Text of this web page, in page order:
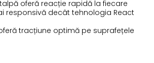
oferă reacție rapidă la fiecare
responsivă decât tehnologia React
tracțiune optimă pe suprafețele